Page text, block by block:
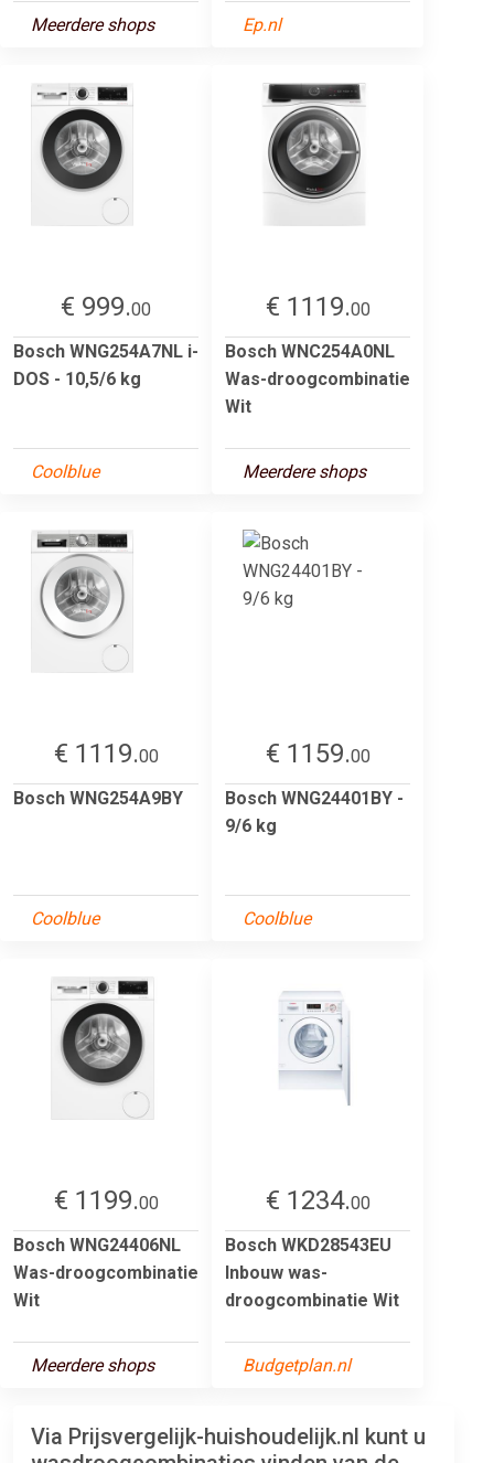
Meerdere shops Ep.nl
€ 999.00
Bosch WNG254A7NL i-
DOS - 10,5/6 kg
Coolblue
€ 1119.00
Bosch WNC254A0NL
Was-droogcombinatie
Wit
Meerdere shops
€ 1119.00
Bosch WNG254A9BY
Coolblue
€ 1159.00
Bosch WNG24401BY -
9/6 kg
Coolblue
€ 1199.00
Bosch WNG24406NL
Was-droogcombinatie
Wit
Meerdere shops
€ 1234.00
Bosch WKD28543EU
Inbouw was-
droogcombinatie Wit
Budgetplan.nl
Via Prijsvergelijk-huishoudelijk.nl kunt u